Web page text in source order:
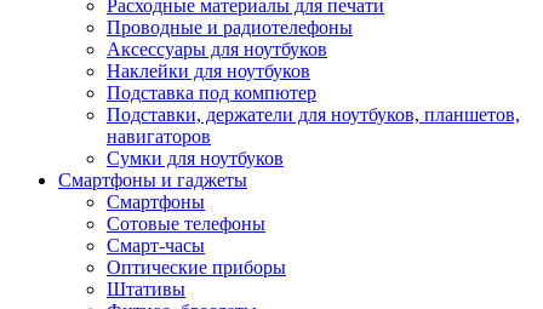
Расходные материалы для печати
Проводные и радиотелефоны
Аксессуары для ноутбуков
Наклейки для ноутбуков
Подставка под компютер
Подставки, держатели для ноутбуков, планшетов,
навигаторов
Сумки для ноутбуков
Смартфоны и гаджеты
Смартфоны
Сотовые телефоны
Смарт-часы
Оптические приборы
Штативы